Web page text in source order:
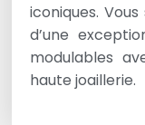
iconiques.
d’une
modulables
haute joaillerie.